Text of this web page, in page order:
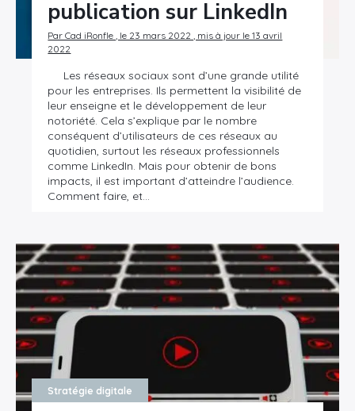
publication sur LinkedIn
Par Cad iRonfle , le 23 mars 2022 , mis à jour le 13 avril
2022
Les réseaux sociaux sont d’une grande utilité
pour les entreprises. Ils permettent la visibilité de
leur enseigne et le développement de leur
notoriété. Cela s’explique par le nombre
conséquent d’utilisateurs de ces réseaux au
quotidien, surtout les réseaux professionnels
comme LinkedIn. Mais pour obtenir de bons
impacts, il est important d’atteindre l’audience.
Comment faire, et…
Stratégie digitale